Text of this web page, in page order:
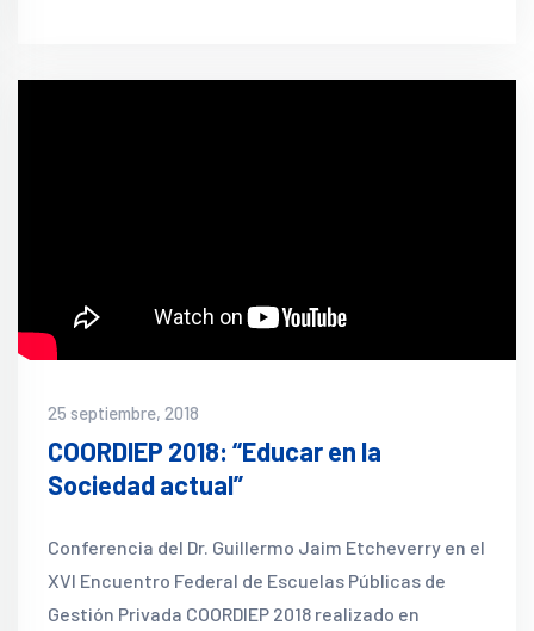
25 septiembre, 2018
COORDIEP 2018: “Educar en la
Sociedad actual”
Conferencia del Dr. Guillermo Jaim Etcheverry en el
XVI Encuentro Federal de Escuelas Públicas de
Gestión Privada COORDIEP 2018 realizado en